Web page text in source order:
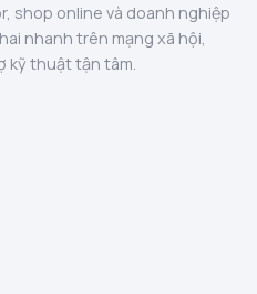
shop online và doanh nghiệp
nhanh trên mạng xã hội,
kỹ thuật tận tâm.